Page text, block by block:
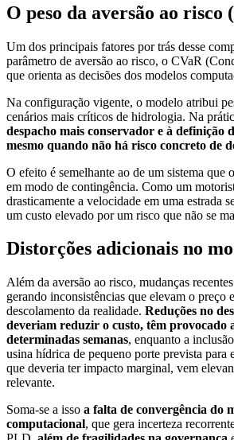
O peso da aversão ao risco
Um dos principais fatores por trás desse
parâmetro de aversão ao risco, o CVaR
que orienta as decisões dos modelos
Na configuração vigente, o modelo atribui
cenários mais críticos de hidrologia. Na
despacho mais conservador e à definição
mesmo quando não há risco concreto de
O efeito é semelhante ao de um sistema que
em modo de contingência. Como um
drasticamente a velocidade em uma estrada
um custo elevado por um risco que não se
Distorções adicionais no
Além da aversão ao risco, mudanças
gerando inconsistências que elevam o preço
descolamento da realidade. Reduções no
deveriam reduzir o custo, têm provocado
determinadas semanas, enquanto a
usina hídrica de pequeno porte prevista para
que deveria ter impacto marginal, vem
relevante.
Soma-se a isso a falta de convergência do
computacional, que gera incerteza